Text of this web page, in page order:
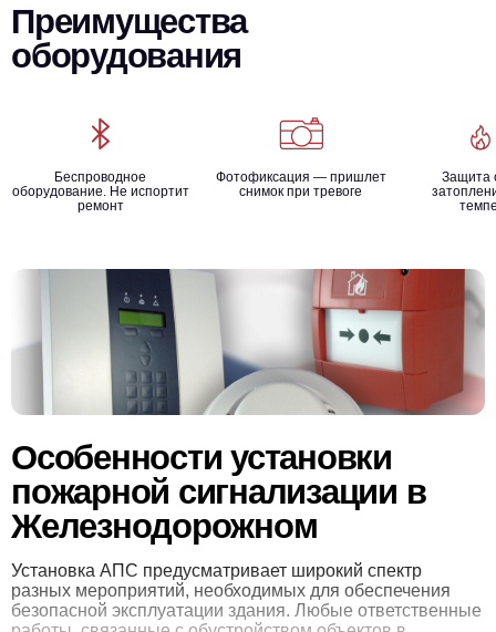
Преимущества
оборудования
Беспроводное
оборудование. Не испортит
ремонт
Фотофиксация — пришлет
снимок при тревоге
Защита
Особенности установки
пожарной сигнализации в
Железнодорожном
Установка АПС предусматривает широкий спектр
разных мероприятий, необходимых для обеспечения
безопасной эксплуатации здания. Любые ответственные